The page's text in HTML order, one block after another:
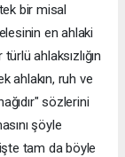
bir misal
en ahlaki
ahlaksızlığın
ahlakın, ruh ve
sözlerini
şöyle
tam da böyle